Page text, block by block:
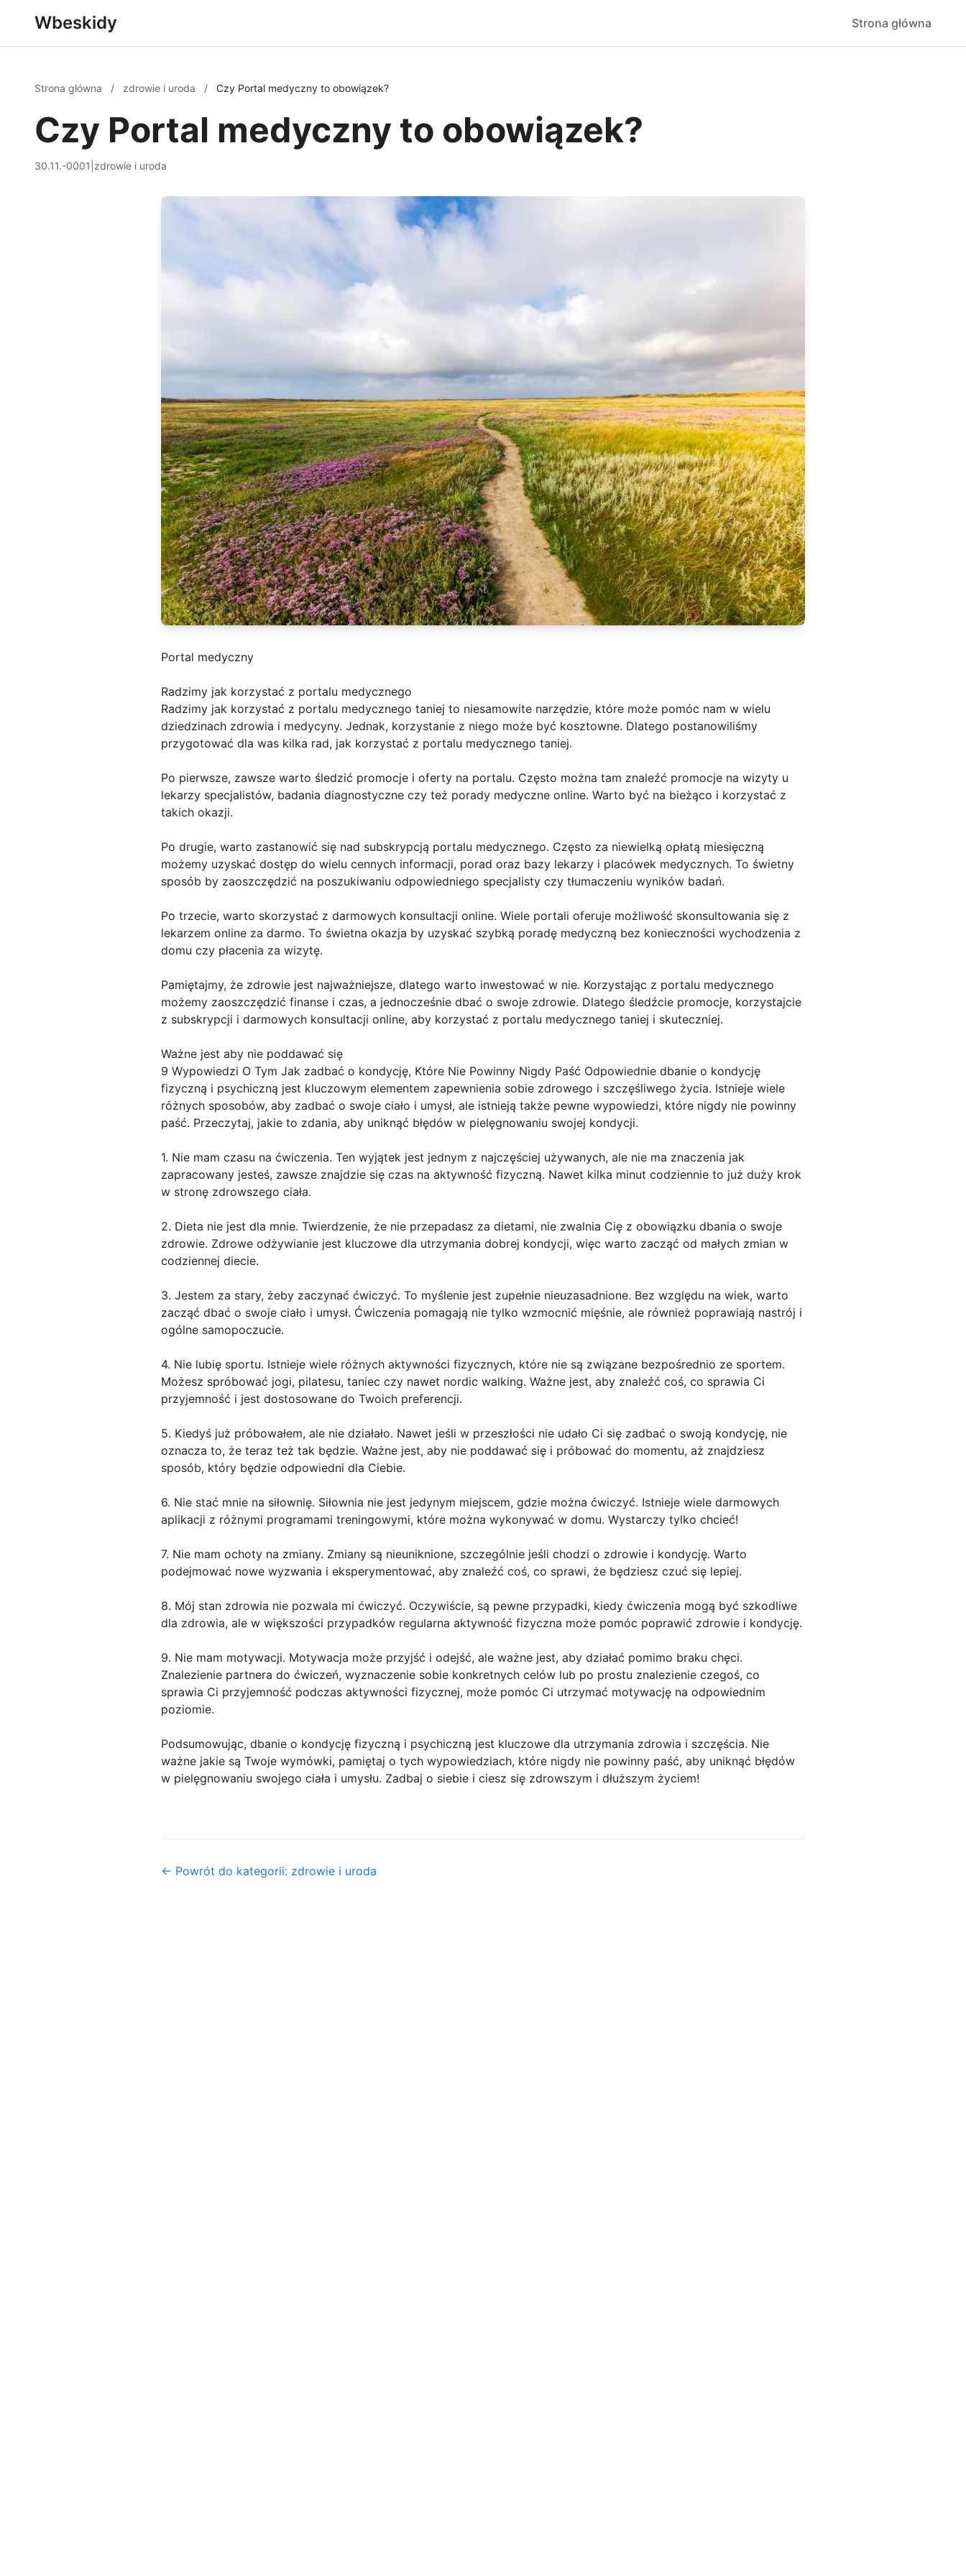
Wbeskidy Strona główna
Strona główna / zdrowie i uroda / Czy Portal medyczny to obowiązek?
Czy Portal medyczny to obowiązek?
30.11.-0001 zdrowie i uroda
Portal medyczny
Radzimy jak korzystać z portalu medycznego
Radzimy jak korzystać z portalu medycznego taniej to niesamowite narzędzie, które może pomóc nam w wielu
dziedzinach zdrowia i medycyny. Jednak, korzystanie z niego może być kosztowne. Dlatego postanowiliśmy
przygotować dla was kilka rad, jak korzystać z portalu medycznego taniej.
Po pierwsze, zawsze warto śledzić promocje i oferty na portalu. Często można tam znaleźć promocje na wizyty u
lekarzy specjalistów, badania diagnostyczne czy też porady medyczne online. Warto być na bieżąco i korzystać z
takich okazji.
Po drugie, warto zastanowić się nad subskrypcją portalu medycznego. Często za niewielką opłatą miesięczną
możemy uzyskać dostęp do wielu cennych informacji, porad oraz bazy lekarzy i placówek medycznych. To świetny
sposób by zaoszczędzić na poszukiwaniu odpowiedniego specjalisty czy tłumaczeniu wyników badań.
Po trzecie, warto skorzystać z darmowych konsultacji online. Wiele portali oferuje możliwość skonsultowania się z
lekarzem online za darmo. To świetna okazja by uzyskać szybką poradę medyczną bez konieczności wychodzenia z
domu czy płacenia za wizytę.
Pamiętajmy, że zdrowie jest najważniejsze, dlatego warto inwestować w nie. Korzystając z portalu medycznego
możemy zaoszczędzić finanse i czas, a jednocześnie dbać o swoje zdrowie. Dlatego śledźcie promocje, korzystajcie
z subskrypcji i darmowych konsultacji online, aby korzystać z portalu medycznego taniej i skuteczniej.
Ważne jest aby nie poddawać się
9 Wypowiedzi O Tym Jak zadbać o kondycję, Które Nie Powinny Nigdy Paść Odpowiednie dbanie o kondycję
fizyczną i psychiczną jest kluczowym elementem zapewnienia sobie zdrowego i szczęśliwego życia. Istnieje wiele
różnych sposobów, aby zadbać o swoje ciało i umysł, ale istnieją także pewne wypowiedzi, które nigdy nie powinny
paść. Przeczytaj, jakie to zdania, aby uniknąć błędów w pielęgnowaniu swojej kondycji.
1. Nie mam czasu na ćwiczenia. Ten wyjątek jest jednym z najczęściej używanych, ale nie ma znaczenia jak
zapracowany jesteś, zawsze znajdzie się czas na aktywność fizyczną. Nawet kilka minut codziennie to już duży krok
w stronę zdrowszego ciała.
2. Dieta nie jest dla mnie. Twierdzenie, że nie przepadasz za dietami, nie zwalnia Cię z obowiązku dbania o swoje
zdrowie. Zdrowe odżywianie jest kluczowe dla utrzymania dobrej kondycji, więc warto zacząć od małych zmian w
codziennej diecie.
3. Jestem za stary, żeby zaczynać ćwiczyć. To myślenie jest zupełnie nieuzasadnione. Bez względu na wiek, warto
zacząć dbać o swoje ciało i umysł. Ćwiczenia pomagają nie tylko wzmocnić mięśnie, ale również poprawiają nastrój i
ogólne samopoczucie.
4. Nie lubię sportu. Istnieje wiele różnych aktywności fizycznych, które nie są związane bezpośrednio ze sportem.
Możesz spróbować jogi, pilatesu, taniec czy nawet nordic walking. Ważne jest, aby znaleźć coś, co sprawia Ci
przyjemność i jest dostosowane do Twoich preferencji.
5. Kiedyś już próbowałem, ale nie działało. Nawet jeśli w przeszłości nie udało Ci się zadbać o swoją kondycję, nie
oznacza to, że teraz też tak będzie. Ważne jest, aby nie poddawać się i próbować do momentu, aż znajdziesz
sposób, który będzie odpowiedni dla Ciebie.
6. Nie stać mnie na siłownię. Siłownia nie jest jedynym miejscem, gdzie można ćwiczyć. Istnieje wiele darmowych
aplikacji z różnymi programami treningowymi, które można wykonywać w domu. Wystarczy tylko chcieć!
7. Nie mam ochoty na zmiany. Zmiany są nieuniknione, szczególnie jeśli chodzi o zdrowie i kondycję. Warto
podejmować nowe wyzwania i eksperymentować, aby znaleźć coś, co sprawi, że będziesz czuć się lepiej.
8. Mój stan zdrowia nie pozwala mi ćwiczyć. Oczywiście, są pewne przypadki, kiedy ćwiczenia mogą być szkodliwe
dla zdrowia, ale w większości przypadków regularna aktywność fizyczna może pomóc poprawić zdrowie i kondycję.
9. Nie mam motywacji. Motywacja może przyjść i odejść, ale ważne jest, aby działać pomimo braku chęci.
Znalezienie partnera do ćwiczeń, wyznaczenie sobie konkretnych celów lub po prostu znalezienie czegoś, co
sprawia Ci przyjemność podczas aktywności fizycznej, może pomóc Ci utrzymać motywację na odpowiednim
poziomie.
Podsumowując, dbanie o kondycję fizyczną i psychiczną jest kluczowe dla utrzymania zdrowia i szczęścia. Nie
ważne jakie są Twoje wymówki, pamiętaj o tych wypowiedziach, które nigdy nie powinny paść, aby uniknąć błędów
w pielęgnowaniu swojego ciała i umysłu. Zadbaj o siebie i ciesz się zdrowszym i dłuższym życiem!
← Powrót do kategorii: zdrowie i uroda